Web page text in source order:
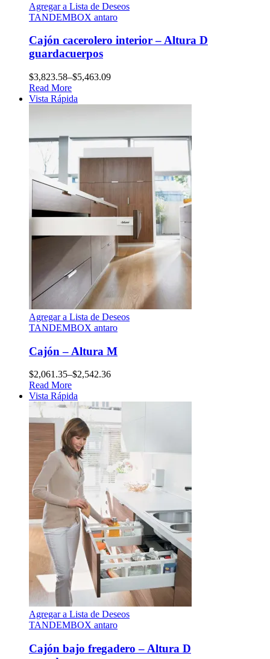
Agregar a Lista de Deseos
TANDEMBOX antaro
Cajón cacerolero interior – Altura D
guardacuerpos
$3,823.58–$5,463.09
Read More
Vista Rápida
Agregar a Lista de Deseos
TANDEMBOX antaro
Cajón – Altura M
$2,061.35–$2,542.36
Read More
Vista Rápida
Agregar a Lista de Deseos
TANDEMBOX antaro
Cajón bajo fregadero – Altura D